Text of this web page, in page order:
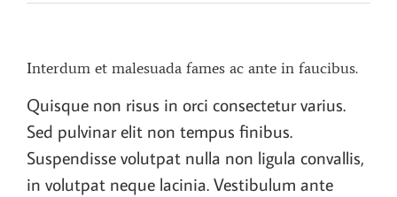
Interdum et malesuada fames ac ante in faucibus.
Quisque non risus in orci consectetur varius.
Sed pulvinar elit non tempus finibus.
Suspendisse volutpat nulla non ligula convallis,
in volutpat neque lacinia. Vestibulum ante